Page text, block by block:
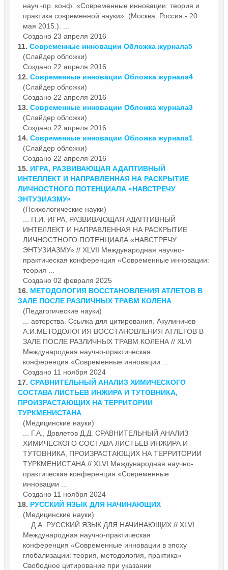
науч.-пр. конф. «Современные инновации: теория и
практика современной науки». (Москва. Россия.- 20
мая 2015.). ...
Создано 23 апреля 2016
11. Современные инновации Обложка журнала5
(Слайдер обложки)
Создано 22 апреля 2016
12. Современные инновации Обложка журнала4
(Слайдер обложки)
Создано 22 апреля 2016
13. Современные инновации Обложка журнала3
(Слайдер обложки)
Создано 22 апреля 2016
14. Современные инновации Обложка журнала1
(Слайдер обложки)
Создано 22 апреля 2016
15. ИГРА, РАЗВИВАЮЩАЯ АДАПТИВНЫЙ
ИНТЕЛЛЕКТ И НАПРАВЛЕННАЯ НА РАСКРЫТИЕ
ЛИЧНОСТНОГО ПОТЕНЦИАЛА «НАВСТРЕЧУ
ЭНТУЗИАЗМУ»
(Психологические науки)
... П.И. ИГРА, РАЗВИВАЮЩАЯ АДАПТИВНЫЙ
ИНТЕЛЛЕКТ И НАПРАВЛЕННАЯ НА РАСКРЫТИЕ
ЛИЧНОСТНОГО ПОТЕНЦИАЛА «НАВСТРЕЧУ
ЭНТУЗИАЗМУ» // XLVII Международная научно-
практическая конференция «Современные инновации:
теория ...
Создано 02 февраля 2025
16. МЕТОДОЛОГИЯ ВОССТАНОВЛЕНИЯ АТЛЕТОВ В
ЗАЛЕ ПОСЛЕ РАЗЛИЧНЫХ ТРАВМ КОЛЕНА
(Педагогические науки)
... авторства. Ссылка для цитирования. Акулиничев
А.И.МЕТОДОЛОГИЯ ВОССТАНОВЛЕНИЯ АТЛЕТОВ В
ЗАЛЕ ПОСЛЕ РАЗЛИЧНЫХ ТРАВМ КОЛЕНА // XLVI
Международная научно-практическая
конференция «Современные инновации ...
Создано 11 ноября 2024
17. СРАВНИТЕЛЬНЫЙ АНАЛИЗ ХИМИЧЕСКОГО
СОСТАВА ЛИСТЬЕВ ИНЖИРА И ТУТОВНИКА,
ПРОИЗРАСТАЮЩИХ НА ТЕРРИТОРИИ
ТУРКМЕНИСТАНА
(Медицинские науки)
... Г.А., Довлетов Д.Д. СРАВНИТЕЛЬНЫЙ АНАЛИЗ
ХИМИЧЕСКОГО СОСТАВА ЛИСТЬЕВ ИНЖИРА И
ТУТОВНИКА, ПРОИЗРАСТАЮЩИХ НА ТЕРРИТОРИИ
ТУРКМЕНИСТАНА // XLVI Международная научно-
практическая конференция «Современные
инновации ...
Создано 11 ноября 2024
18. РУССКИЙ ЯЗЫК ДЛЯ НАЧИНАЮЩИХ
(Медицинские науки)
... Д.А. РУССКИЙ ЯЗЫК ДЛЯ НАЧИНАЮЩИХ // XLVI
Международная научно-практическая
конференция «Современные инновации в эпоху
глобализации: теория, методология, практика»
Свободное цитирование при указании